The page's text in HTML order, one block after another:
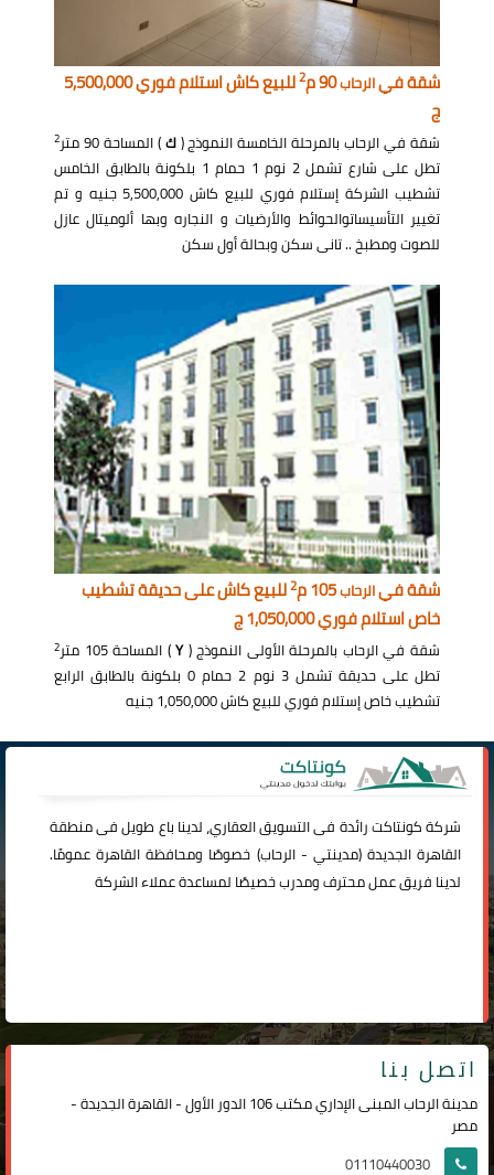
شقة فيالرحاب90 م 2
للبيع كاش استلام فوري 5,500,000
ج
شقة في الرحاب بالمرحلة الخامسة النموذج (ك) المساحة 90 متر 2
تطل على شارع تشمل 2 نوم 1 حمام 1 بلكونة بالطابق الخامس
تشطيب الشركة إستلام فوري للبيع كاش 5,500,000 جنيه و تم
تغيير التأسيساتوالحوائط والأرضيات و النجاره وبها ألوميتال عازل
للصوت ومطبخ .. تانى سكن وبحالة أول سكن
شقة فيالرحاب105 م 2للبيع كاش على حديقة تشطيب
خاص استلام فوري 1,050,000 ج
شقة في الرحاب بالمرحلة الأولى النموذج (Y) المساحة 105 متر 2
تطل على حديقة تشمل 3 نوم 2 حمام 0 بلكونة بالطابق الرابع
تشطيب خاص إستلام فوري للبيع كاش 1,050,000 جنيه
شركةكونتاكترائدة فى التسويق العقاري، لدينا باع طويل فى منطقة
القاهرة الجديدة (مدينتي -الرحاب) خصوصًا ومحافظة القاهرة عمومًا.
لدينا فريق عمل محترف ومدرب خصيصًا لمساعدة عملاء الشركة
اتصل بنا
مدينة الرحاب المبنى الإداري مكتب 106 الدور الأول - القاهرة الجديدة -
مصر
01110440030